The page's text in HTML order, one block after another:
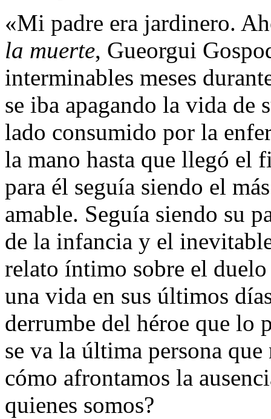
«Mi padre era jardinero.
la muerte, Gueorgui
interminables meses
se iba apagando la vida de
lado consumido por la
la mano hasta que llegó el
para él seguía siendo el
amable. Seguía siendo su
de la infancia y el
relato íntimo sobre el
una vida en sus últimos
derrumbe del héroe que lo
se va la última persona
cómo afrontamos la
quienes somos?